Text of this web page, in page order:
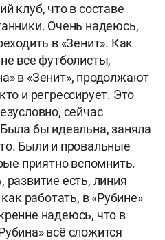
клуб, что в составе
Очень надеюсь,
в «Зенит». Как
все футболисты,
в «Зенит», продолжают
и регрессирует. Это
сейчас
бы идеальна, заняла
Были и провальные
приятно вспомнить.
есть, линия
работать, в «Рубине»
надеюсь, что в
всё сложится